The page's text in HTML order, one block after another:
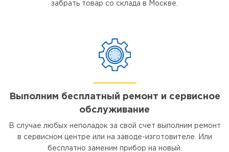
забрать товар со склада в Москве.
Выполним бесплатный ремонт и сервисное
обслуживание
В случае любых неполадок за свой счет выполним ремонт
в сервисном центре или на заводе-изготовителе. Или
бесплатно заменим прибор на новый.